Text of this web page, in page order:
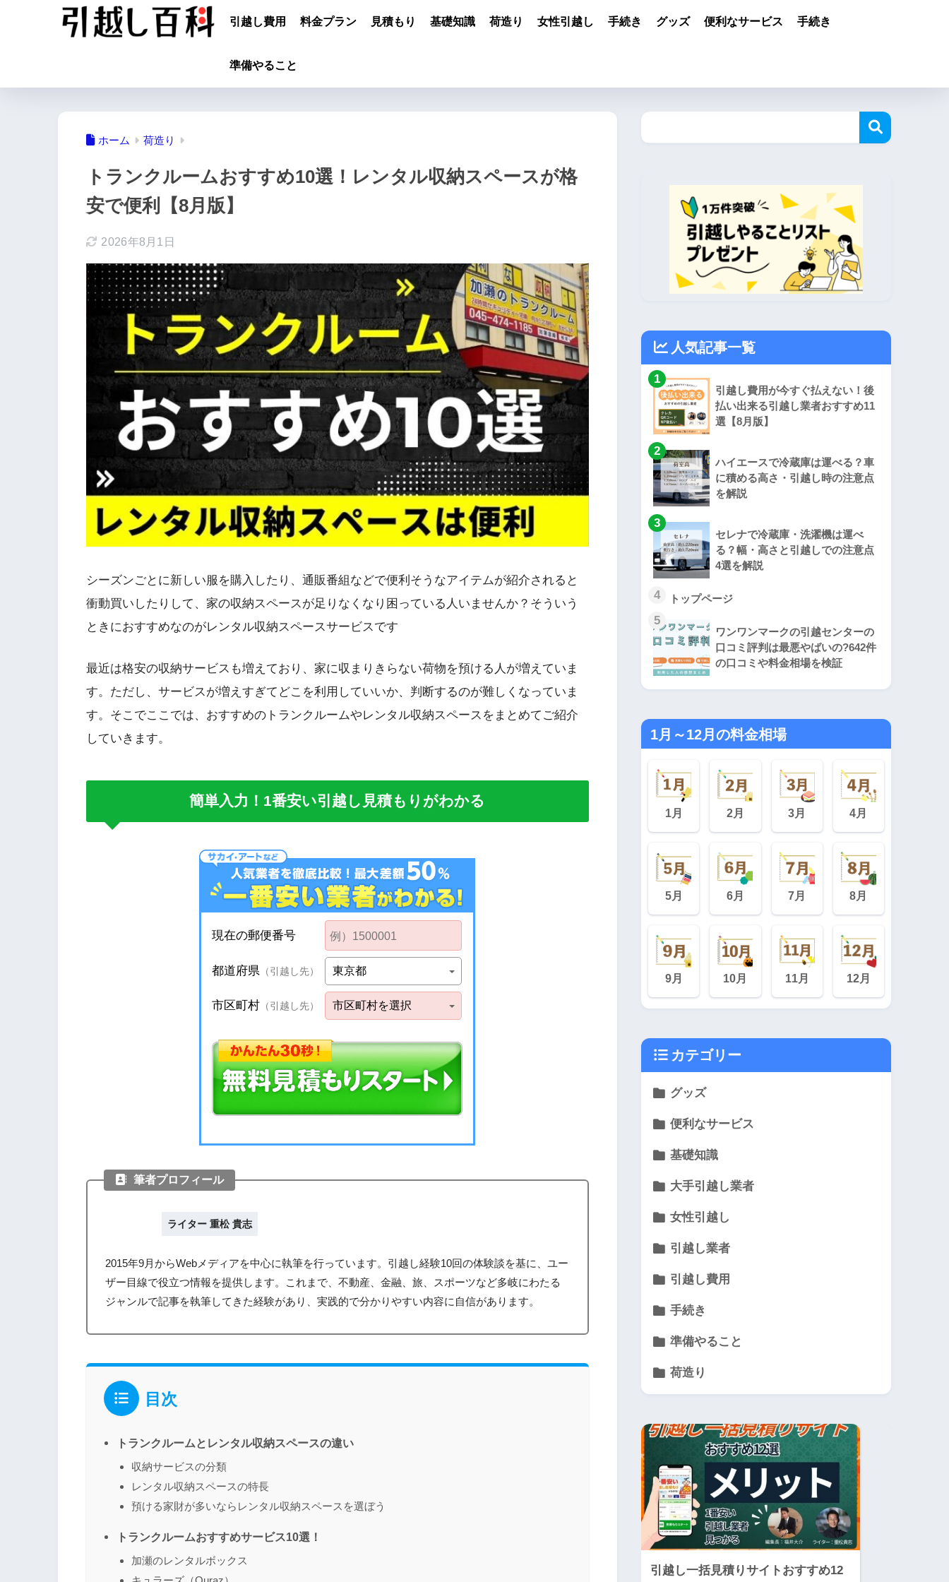
引越し費用 料金プラン 見積もり 基礎知識 荷造り 女性引越し 手続き グッズ 便利なサービス 手続き
準備やること
ホーム 荷造り
トランクルームおすすめ10選！レンタル収納スペースが格
安で便利【8月版】
2026年8月1日
シーズンごとに新しい服を購入したり、通販番組などで便利そうなアイテムが紹介されると
衝動買いしたりして、家の収納スペースが足りなくなり困っている人いませんか？そういう
ときにおすすめなのがレンタル収納スペースサービスです
最近は格安の収納サービスも増えており、家に収まりきらない荷物を預ける人が増えていま
す。ただし、サービスが増えすぎてどこを利用していいか、判断するのが難しくなっていま
す。そこでここでは、おすすめのトランクルームやレンタル収納スペースをまとめてご紹介
していきます。
簡単入力！1番安い引越し見積もりがわかる
筆者プロフィール
ライター 重松 貴志
2015年9月からWebメディアを中心に執筆を行っています。引越し経験10回の体験談を基に、ユー
ザー目線で役立つ情報を提供します。これまで、不動産、金融、旅、スポーツなど多岐にわたる
ジャンルで記事を執筆してきた経験があり、実践的で分かりやすい内容に自信があります。
目次
トランクルームとレンタル収納スペースの違い
収納サービスの分類
レンタル収納スペースの特長
預ける家財が多いならレンタル収納スペースを選ぼう
トランクルームおすすめサービス10選！
加瀬のレンタルボックス
人気記事一覧
1
引越し費用が今すぐ払えない！後
払い出来る引越し業者おすすめ11
選【8月版】
2
ハイエースで冷蔵庫は運べる？車
に積める高さ・引越し時の注意点
を解説
3
セレナで冷蔵庫・洗濯機は運べ
る？幅・高さと引越しでの注意点
4選を解説
4 トップページ
5
ワンワンマークの引越センターの
口コミ評判は最悪やばいの?642件
の口コミや料金相場を検証
1月～12月の料金相場
1月 2月 3月 4月
5月 6月 7月 8月
9月 10月 11月 12月
カテゴリー
グッズ
便利なサービス
基礎知識
大手引越し業者
女性引越し
引越し業者
引越し費用
手続き
準備やること
荷造り
引越し一括見積りサイトおすすめ12